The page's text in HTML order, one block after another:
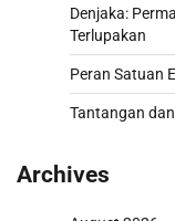
Denjaka:
Terlupakan
Peran Satuan
Tantangan
Archives